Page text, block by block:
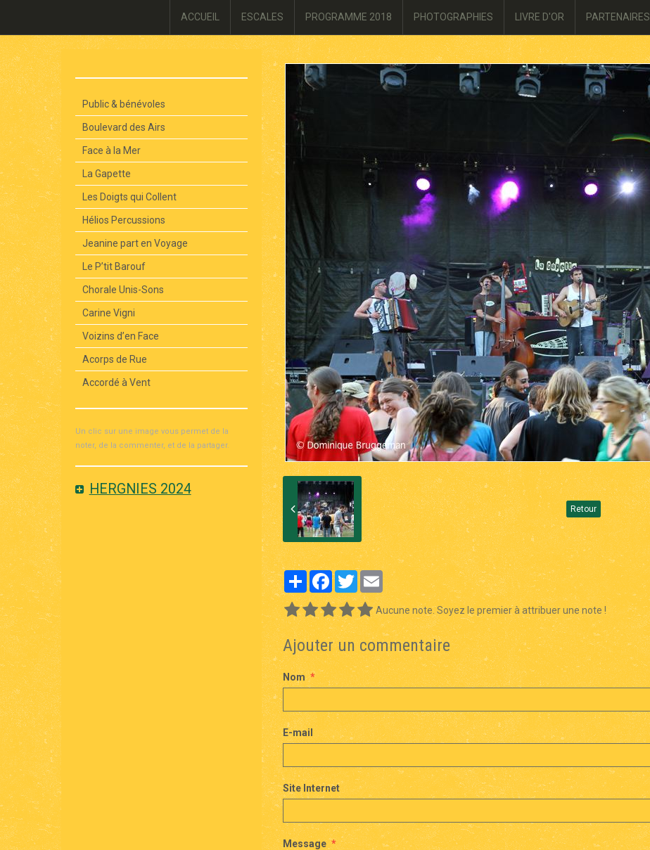
ACCUEIL ESCALES PROGRAMME 2018 PHOTOGRAPHIES LIVRE D'OR PARTENAIRES
Retour
PartagerFacebook
TwitterEmail
Aucune note. Soyez le premier à attribuer une note !
Ajouter un commentaire
Nom
E-mail
Site Internet
Message
Public & bénévoles
Boulevard des Airs
Face à la Mer
La Gapette
Les Doigts qui Collent
Hélios Percussions
Jeanine part en Voyage
Le P’tit Barouf
Chorale Unis-Sons
Carine Vigni
Voizins d’en Face
Acorps de Rue
Accordé à Vent
Un clic sur une image vous permet de la
noter, de la commenter, et de la partager.
HERGNIES 2024